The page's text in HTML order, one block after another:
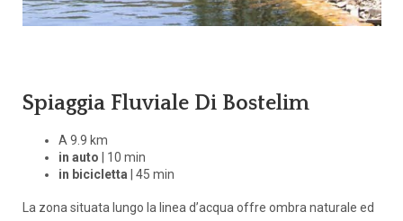
Spiaggia Fluviale Di Bostelim
A 9.9 km
in auto | 10 min
in bicicletta | 45 min
La zona situata lungo la linea d’acqua offre ombra naturale ed